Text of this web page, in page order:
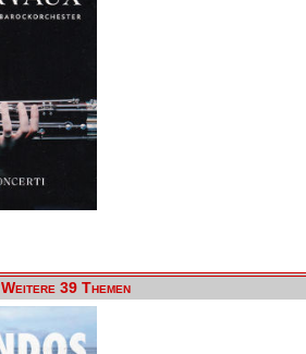
Weitere 39 Themen